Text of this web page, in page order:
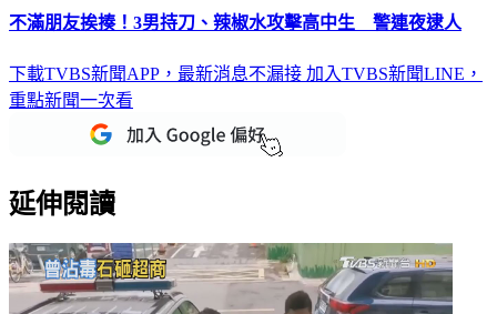
不滿朋友挨揍！3男持刀、辣椒水攻擊高中生 警連夜逮人
下載TVBS新聞APP，最新消息不漏接 加入TVBS新聞LINE，
重點新聞一次看
延伸閱讀